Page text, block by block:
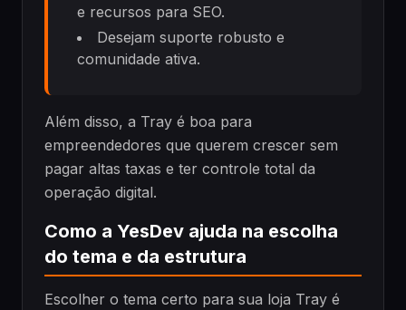
e recursos para SEO.
Desejam suporte robusto e
comunidade ativa.
Além disso, a Tray é boa para
empreendedores que querem crescer sem
pagar altas taxas e ter controle total da
operação digital.
Como a YesDev ajuda na escolha
do tema e da estrutura
Escolher o tema certo para sua loja Tray é